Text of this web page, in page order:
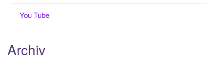
You Tube
Archiv